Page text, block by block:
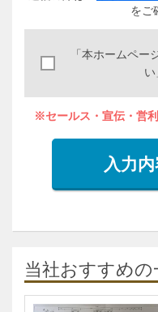
をご
「本ホームペー
※セールス・宣伝・営
入力
当社おすすめの